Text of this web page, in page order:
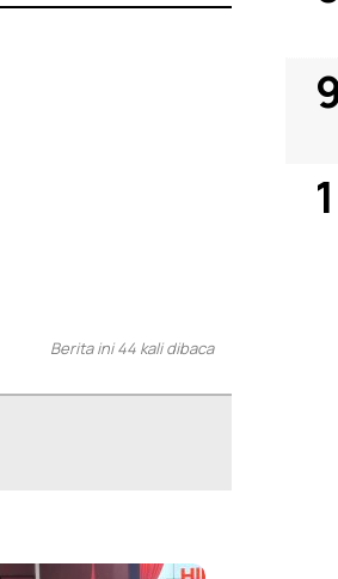
Berita ini 44 kali dibaca